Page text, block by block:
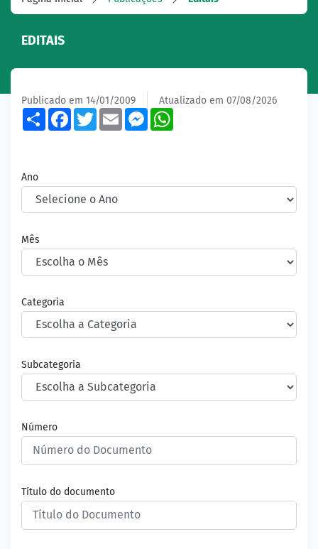
EDITAIS
Publicado em 14/01/2009 Atualizado em 07/08/2026
ShareFacebook
TwitterEmailMessenger
Ano
Mês
Categoria
Subcategoria
Número
Título do documento